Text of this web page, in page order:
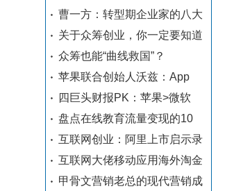
曹一方：转型期企业家的八大
关于众筹创业，你一定要知道
众筹也能“曲线救国”？
苹果联合创始人沃兹：App
四巨头财报PK：苹果>微软
盘点在线教育流量变现的10
互联网创业：阿里上市启示录
互联网大佬移动应用海外淘金
甲骨文营销老总的现代营销成